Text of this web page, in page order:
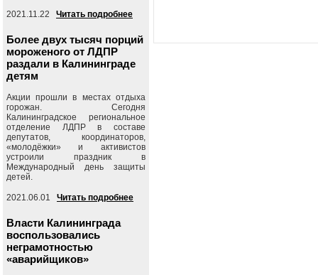
2021.11.22 Читать подробнее
Более двух тысяч порций
мороженого от ЛДПР
раздали в Калининграде
детям
Акции прошли в местах отдыха
горожан. Сегодня
Калининградское региональное
отделение ЛДПР в составе
депутатов, координаторов,
«молодёжки» и активистов
устроили праздник в
Международный день защиты
детей.
2021.06.01 Читать подробнее
Власти Калининграда
воспользовались
неграмотностью
«аварийщиков»